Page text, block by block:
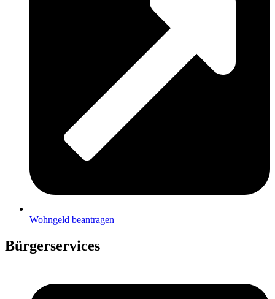
Wohngeld beantragen
Bürgerservices